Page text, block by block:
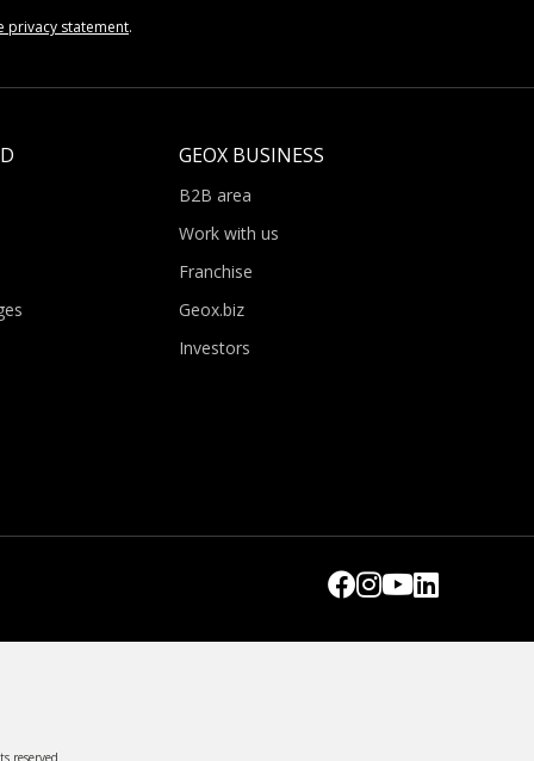
privacy statement.
GEOX BUSINESS
B2B area
Work with us
Franchise
Geox.biz
Investors